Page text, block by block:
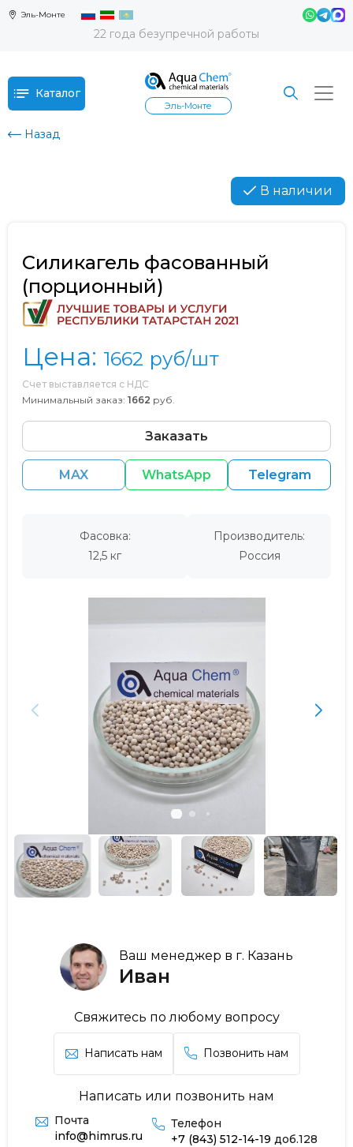
Эль-Монте
22 года безупречной работы
Каталог
Эль-Монте
Назад
В наличии
Ваш менеджер в г. Казань
Иван
Свяжитесь по любому вопросу
Написать нам Позвонить нам
Написать или позвонить нам
Почта
info@himrus.ru
Телефон
+7 (843) 512-14-19 доб.128
Силикагель фасованный
(порционный)
Цена: 1662 руб/шт
Счет выставляется с НДС
Минимальный заказ: 1662 руб.
Заказать
MAX WhatsApp Telegram
Фасовка:
12,5 кг
Производитель:
Россия